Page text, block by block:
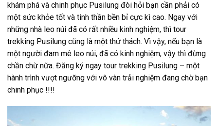
khám phá và chinh phục Pusilung đòi hỏi bạn cần phải có
một sức khỏe tốt và tinh thần bền bỉ cực kì cao. Ngay với
những nhà leo núi đã có rất nhiều kinh nghiệm, thì tour
trekking Pusilung cũng là một thử thách. Vì vậy, nếu bạn là
một người đam mê leo núi, đã có kinh nghiệm, vậy thì đừng
chần chừ nữa. Đăng ký ngay tour trekking Pusilung – một
hành trình vượt ngưỡng với vô vàn trải nghiệm đang chờ bạn
chinh phục !!!!